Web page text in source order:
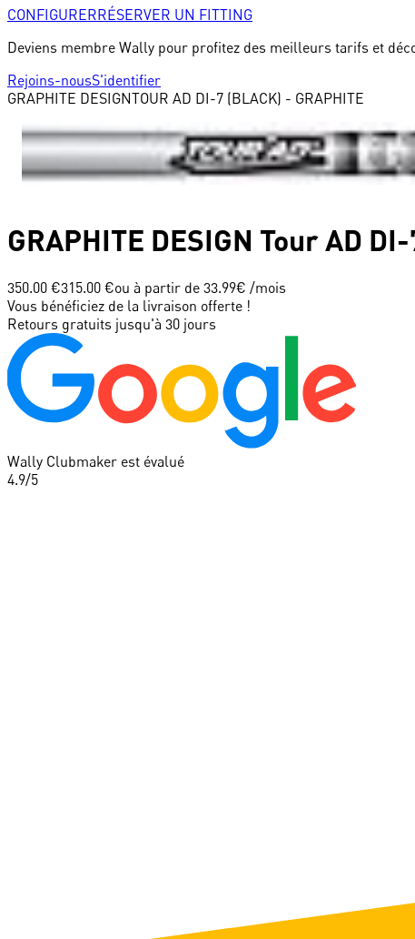
CONFIGURERRÉSERVER UN FITTING
Deviens membre Wally pour profitez des meilleurs tarifs et
Rejoins-nousS'identifier
GRAPHITE DESIGNTOUR AD DI-7 (BLACK) - GRAPHITE
GRAPHITE DESIGN Tour AD
350.00 €315.00 €ou à partir de 33.99€ /mois
Vous bénéficiez de la livraison offerte !
Retours gratuits jusqu'à 30 jours
Wally Clubmaker est évalué
4.9/5